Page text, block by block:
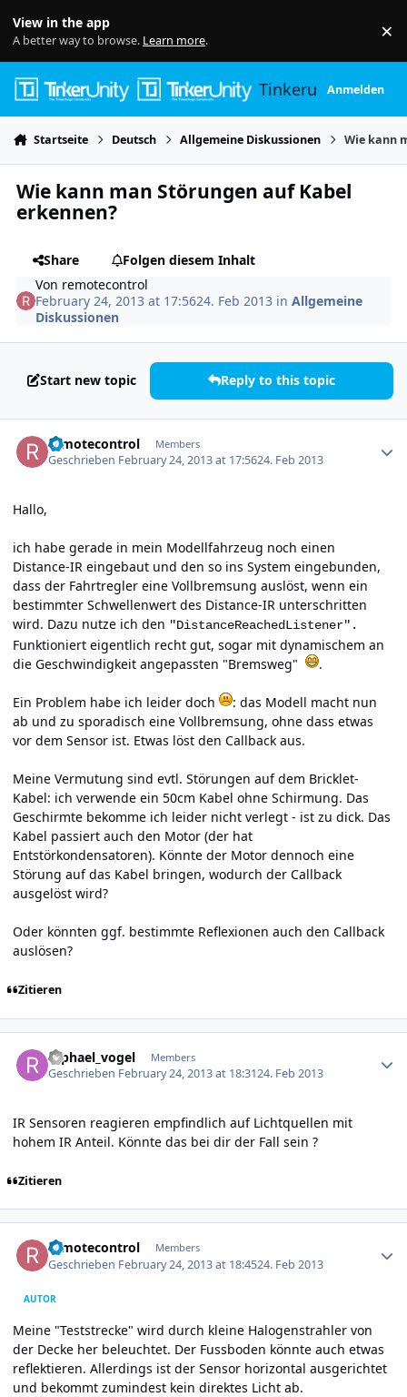
View in the app
A better way to browse. Learn more. ×
TinkerunityAnmelden
Startseite Deutsch Allgemeine Diskussionen Wie kann
Wie kann man Störungen auf Kabel
erkennen?
Share
Folgen diesem Inhalt
Von remotecontrol
February 24, 2013 at 17:5624. Feb 2013 inAllgemeine
Diskussionen
Start new topic Reply to this topic
remotecontrol Members
Geschrieben February 24, 2013 at 17:5624. Feb 2013
Hallo,
ich habe gerade in mein Modellfahrzeug noch einen
Distance-IR eingebaut und den so ins System eingebunden,
dass der Fahrtregler eine Vollbremsung auslöst, wenn ein
bestimmter Schwellenwert des Distance-IR unterschritten
wird. Dazu nutze ich den "DistanceReachedListener".
Funktioniert eigentlich recht gut, sogar mit dynamischem an
die Geschwindigkeit angepassten "Bremsweg"
.
Ein Problem habe ich leider doch
: das Modell macht nun
ab und zu sporadisch eine Vollbremsung, ohne dass etwas
vor dem Sensor ist. Etwas löst den Callback aus.
Meine Vermutung sind evtl. Störungen auf dem Bricklet-
Kabel: ich verwende ein 50cm Kabel ohne Schirmung. Das
Geschirmte bekomme ich leider nicht verlegt - ist zu dick. Das
Kabel passiert auch den Motor (der hat
Entstörkondensatoren). Könnte der Motor dennoch eine
Störung auf das Kabel bringen, wodurch der Callback
ausgelöst wird?
Oder könnten ggf. bestimmte Reflexionen auch den Callback
auslösen?
Zitieren
raphael_vogel Members
Geschrieben February 24, 2013 at 18:3124. Feb 2013
IR Sensoren reagieren empfindlich auf Lichtquellen mit
hohem IR Anteil. Könnte das bei dir der Fall sein ?
Zitieren
remotecontrol Members
Geschrieben February 24, 2013 at 18:4524. Feb 2013
AUTOR
Meine "Teststrecke" wird durch kleine Halogenstrahler von
der Decke her beleuchtet. Der Fussboden könnte auch etwas
reflektieren. Allerdings ist der Sensor horizontal ausgerichtet
und bekommt zumindest kein direktes Licht ab.